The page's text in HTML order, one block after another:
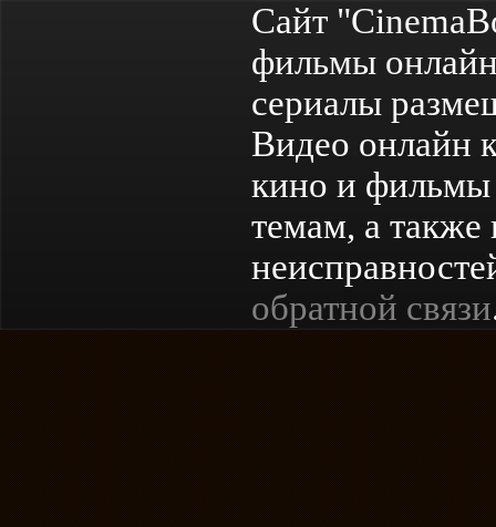
Сайт
фильмы
сериалы
Видео онлайн
кино и
темам, а
обратной связи